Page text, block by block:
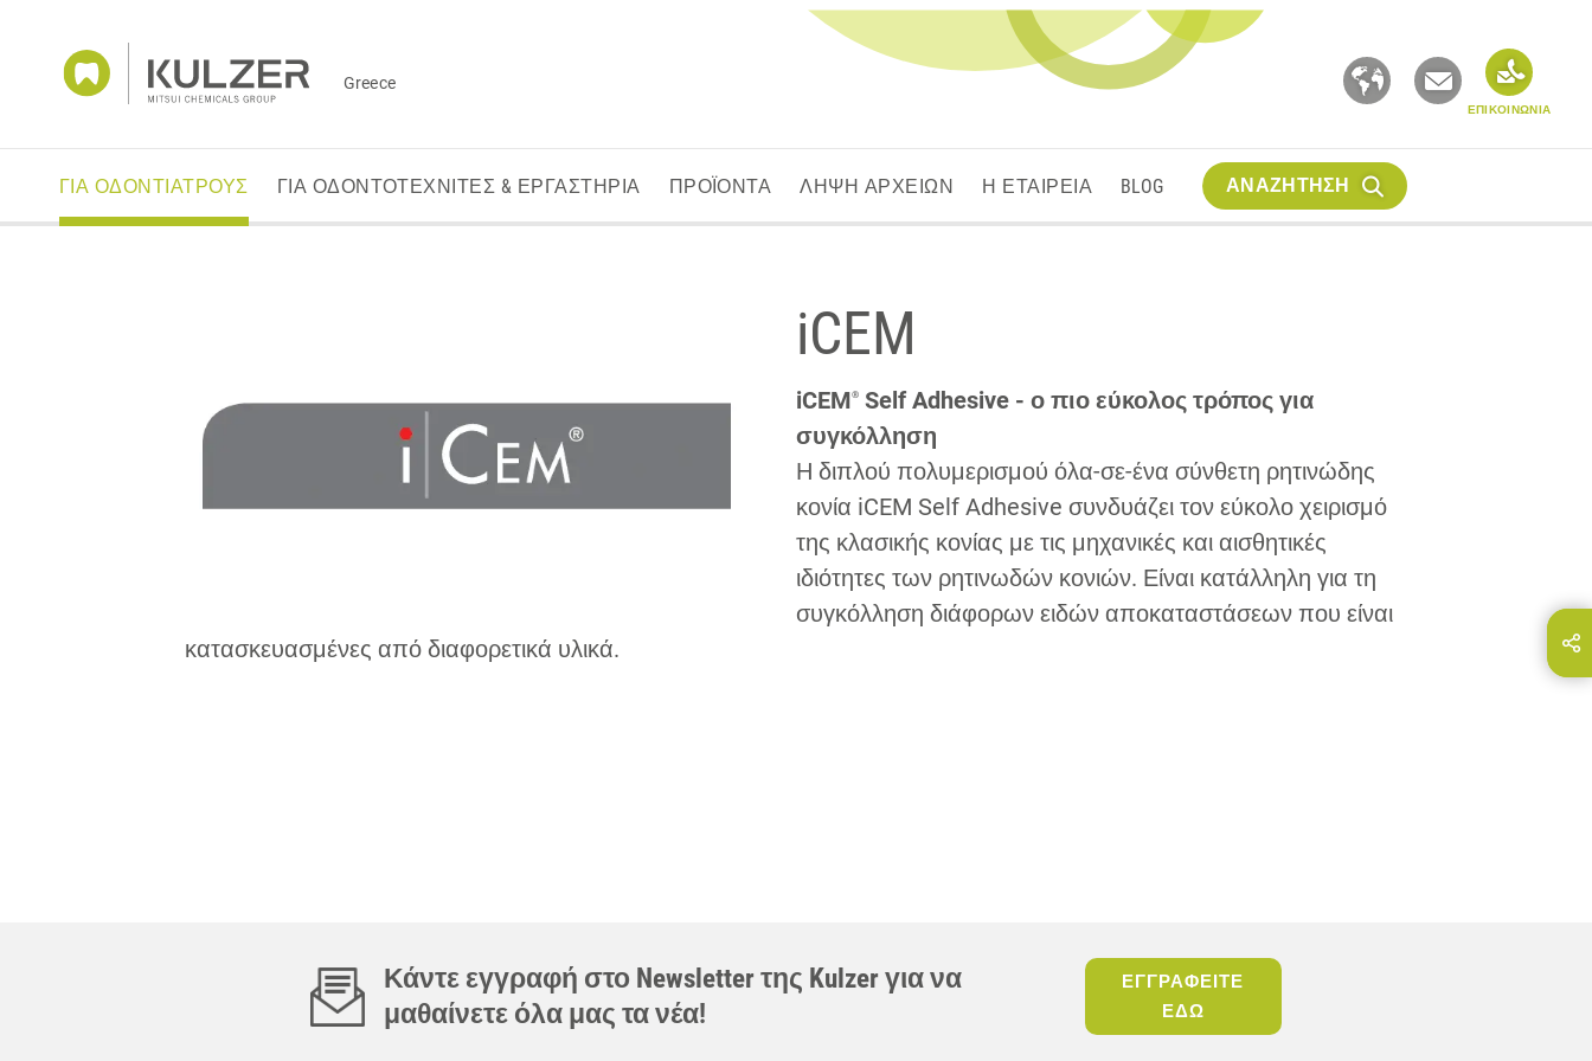
Greece
ΕΠΙΚΟΙΝΩΝΙΑ
ΓΙΑ ΟΔΟΝΤΙΑΤΡΟΥΣ ΓΙΑ ΟΔΟΝΤΟΤΕΧΝΙΤΕΣ & ΕΡΓΑΣΤΗΡΙΑ ΠΡΟΪΟΝΤΑ ΛΗΨΗ ΑΡΧΕΙΩΝ Η ΕΤΑΙΡΕΙΑ BLOG ΑΝΑΖΗΤΗΣΗ
iCEM
iCEM®Self Adhesive - ο πιο εύκολος τρόπος για
συγκόλληση
Η διπλού πολυμερισμού όλα-σε-ένα σύνθετη ρητινώδης
κονία iCEM Self Adhesive συνδυάζει τον εύκολο χειρισμό
της κλασικής κονίας με τις μηχανικές και αισθητικές
ιδιότητες των ρητινωδών κονιών. Είναι κατάλληλη για τη
συγκόλληση διάφορων ειδών αποκαταστάσεων που είναι
κατασκευασμένες από διαφορετικά υλικά.
Κάντε εγγραφή στο Newsletter της Kulzer για να
μαθαίνετε όλα μας τα νέα!
ΕΓΓΡΑΦΕΙΤΕ
ΕΔΩ